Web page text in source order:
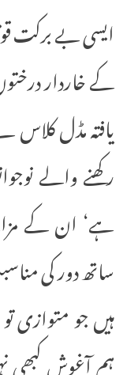
ایسی بے برکت
کے خاردار
یافتہ مڈل
رکھنے والے
ہے‘ ان کے
ساتھ دور کی
ہیں جو
ہم آغوش کبھی